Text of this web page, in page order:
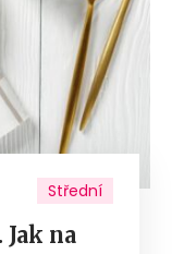
Střední
na